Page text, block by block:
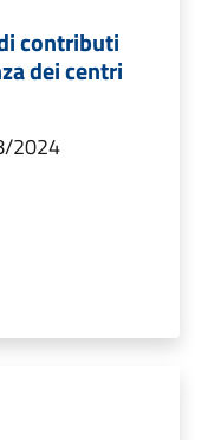
contributi
dei centri
2024